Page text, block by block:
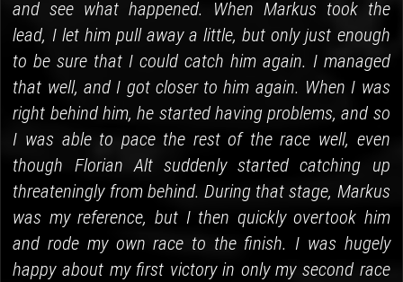
and see what happened. When Markus took the
lead, I let him pull away a little, but only just enough
to be sure that I could catch him again. I managed
that well, and I got closer to him again. When I was
right behind him, he started having problems, and so
I was able to pace the rest of the race well, even
though Florian Alt suddenly started catching up
threateningly from behind. During that stage, Markus
was my reference, but I then quickly overtook him
and rode my own race to the finish. I was hugely
happy about my first victory in only my second race